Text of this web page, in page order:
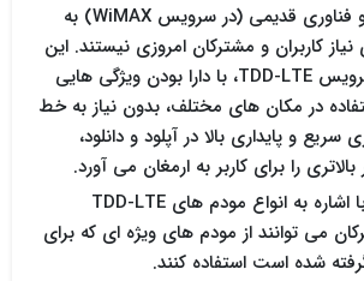
محدودیت سرعت و فناوری قدیمی (در سرویس WiMAX) به
کاربران و مشترکان امروزی نیستند. این
در حالی است که سرویس TDD-LTE، با دارا بودن ویژگی هایی
در مکان های مختلف، بدون نیاز به خط
سریع و پایداری بالا در آپلود و دانلود،
را برای کاربر به ارمغان می آورد.
مدیرعامل ایرانسل با اشاره به انواع مودم های TDD-LTE
می توانند از مودم های ویژه ای که برای
شده است استفاده کنند.